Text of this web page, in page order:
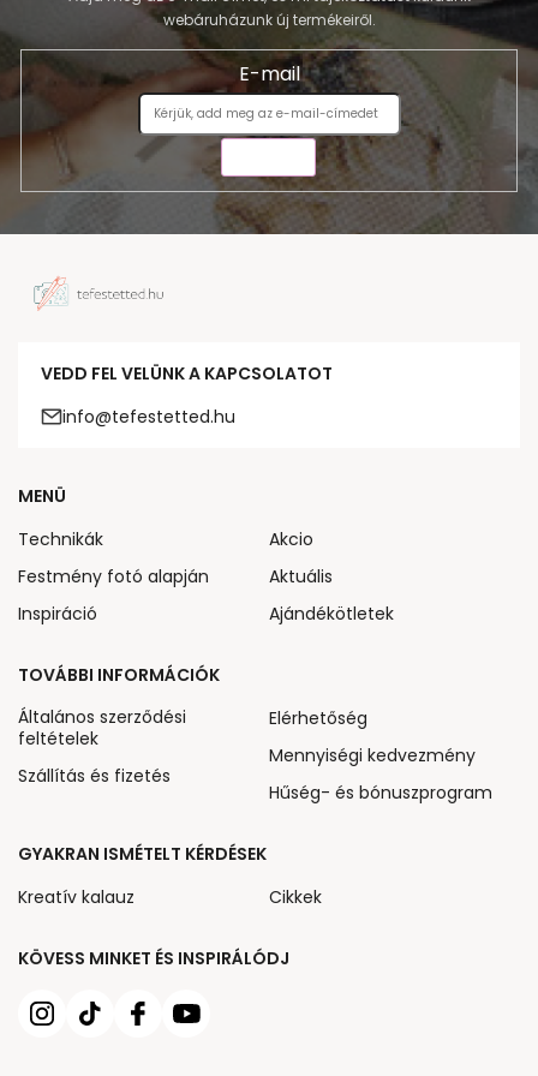
webáruházunk új termékeiről.
E-mail
VEDD FEL VELÜNK A KAPCSOLATOT
info@tefestetted.hu
KÖVESS MINKET ÉS INSPIRÁLÓDJ
MENÜ
Technikák
Festmény fotó alapján
Inspiráció
Akcio
Aktuális
Ajándékötletek
TOVÁBBI INFORMÁCIÓK
Általános szerződési
feltételek
Szállítás és fizetés
Elérhetőség
Mennyiségi kedvezmény
Hűség- és bónuszprogram
GYAKRAN ISMÉTELT KÉRDÉSEK
Kreatív kalauz
Cikkek